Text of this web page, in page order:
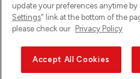
update your preferences anytime
Settings" link at the bottom of the
please check our Privacy Policy
Accept All Cookies